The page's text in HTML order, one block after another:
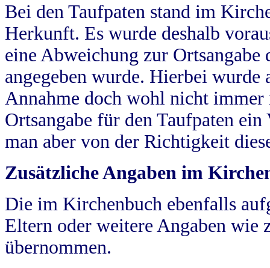
Bei den Taufpaten stand im
Herkunft. Es wurde deshalb
eine Abweichung zur
angegeben wurde. Hierbei wurde
Annahme doch wohl nicht
Ortsangabe für den Taufpaten
man aber von der Richtigkeit
Zusätzliche Angaben im
Die im Kirchenbuch ebenfalls
Eltern oder weitere Angaben wie
übernommen.